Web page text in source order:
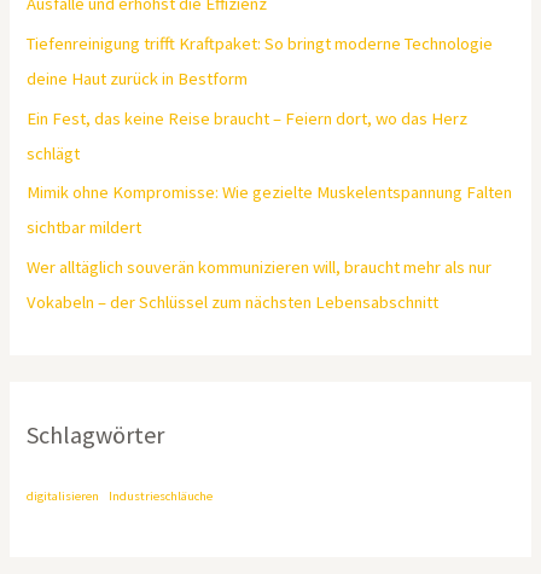
Tiefenreinigung trifft Kraftpaket: So bringt moderne Technologie
deine Haut zurück in Bestform
Ein Fest, das keine Reise braucht – Feiern dort, wo das Herz
schlägt
Mimik ohne Kompromisse: Wie gezielte Muskelentspannung Falten
sichtbar mildert
Wer alltäglich souverän kommunizieren will, braucht mehr als nur
Vokabeln – der Schlüssel zum nächsten Lebensabschnitt
Schlagwörter
digitalisieren Industrieschläuche